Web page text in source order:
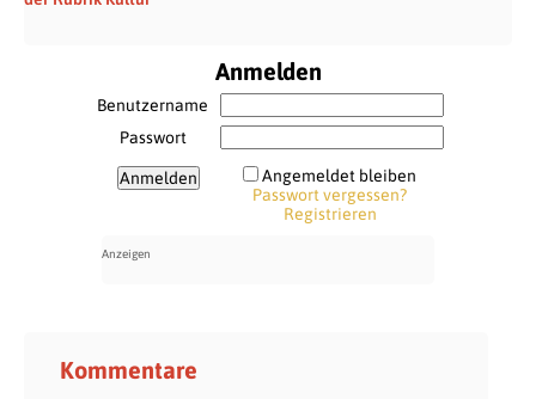
Anmelden
Benutzername
Passwort
Angemeldet bleiben
Passwort vergessen?
Registrieren
Kommentare